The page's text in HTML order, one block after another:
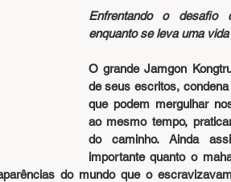
Enfrentando o desafio
enquanto se leva uma
O grande Jamgon
de seus escritos,
que podem mergulhar
ao mesmo tempo,
do caminho. Ainda
importante quanto o
do mundo que o